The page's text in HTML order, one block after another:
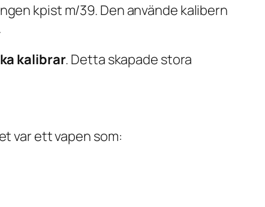
kpist m/39. Den använde kalibern
kalibrar. Detta skapade stora
var ett vapen som: